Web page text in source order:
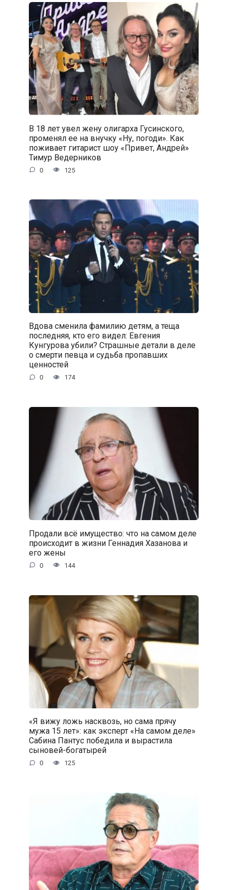
В 18 лет увел жену олигарха Гусинского,
променял ее на внучку «Ну, погоди». Как
поживает гитарист шоу «Привет, Андрей»
Тимур Ведерников
0 125
Вдова сменила фамилию детям, а теща
последняя, кто его видел: Евгения
Кунгурова убили? Страшные детали в деле
о смерти певца и судьба пропавших
ценностей
0 174
Продали всё имущество: что на самом деле
происходит в жизни Геннадия Хазанова и
его жены
0 144
«Я вижу ложь насквозь, но сама прячу
мужа 15 лет»: как эксперт «На самом деле»
Сабина Пантус победила и вырастила
сыновей-богатырей
0 125